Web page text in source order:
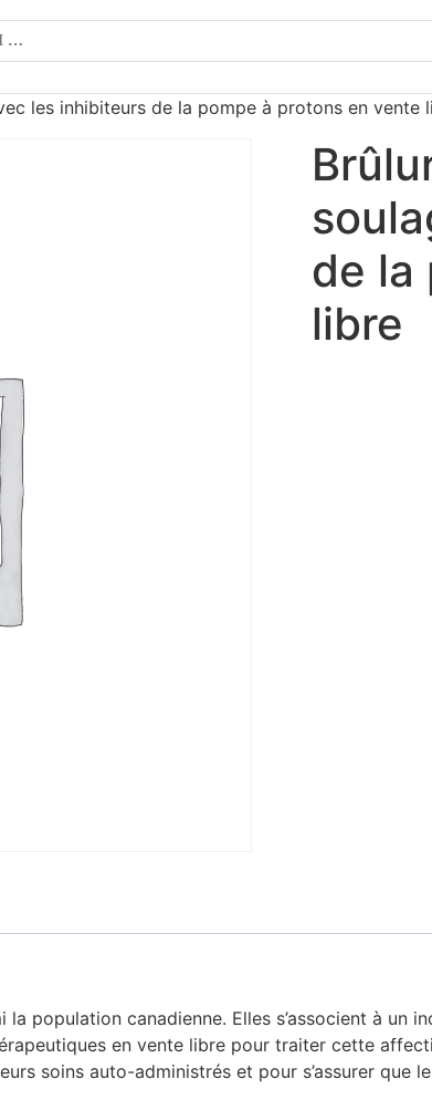
les inhibiteurs de la pompe à protons en vente
de la
libre
la population canadienne. Elles s’associent à
en vente libre pour traiter cette
soins auto-administrés et pour s’assurer